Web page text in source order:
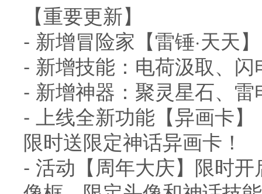
【重要更新】
- 新增冒险家【雷锤·天天】
- 新增技能：电荷汲取、
- 新增神器：聚灵星石、
- 上线全新功能【异画卡
限时送限定神话异画卡！
- 活动【周年大庆】限时